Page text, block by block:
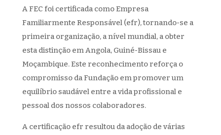
A FEC foi certificada comoEmpresa
Familiarmente Responsável (efr), tornando-se a
primeira organização, a nível mundial,a obter
esta distinção em Angola, Guiné-Bissau e
Moçambique. Este reconhecimento reforça o
compromisso da Fundação em promover um
equilíbrio saudável entre a vida profissional e
pessoal dos nossos colaboradores.
A certificação efr resultou da adoção de várias